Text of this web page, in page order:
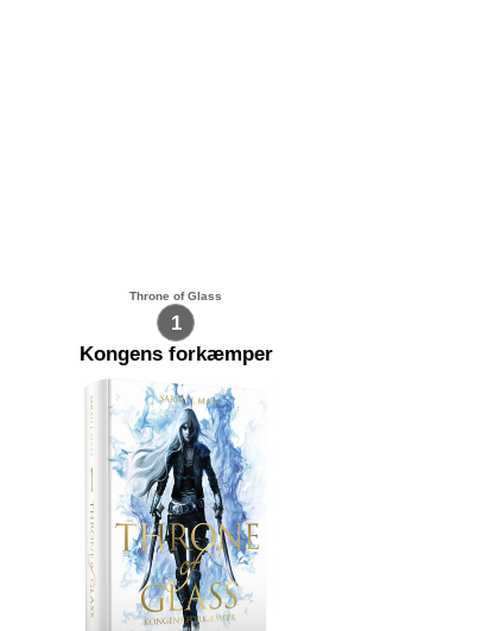
1
Throne of Glass
Kongens forkæmper